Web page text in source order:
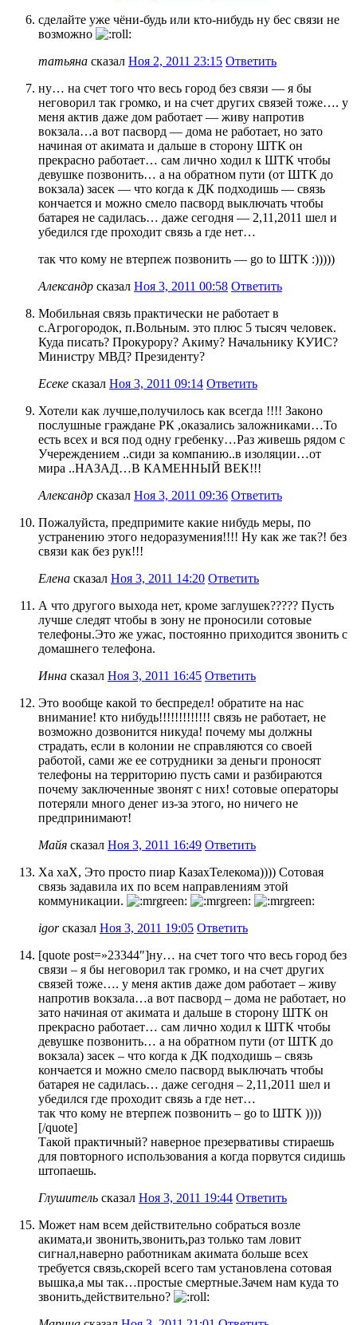
сделайте уже чёни-будь или кто-нибудь ну бес связи не
возможно
татьяна сказал Ноя 2, 2011 23:15 Ответить
ну… на счет того что весь город без связи — я бы
неговорил так громко, и на счет других связей тоже…. у
меня актив даже дом работает — живу напротив
вокзала…а вот пасворд — дома не работает, но зато
начиная от акимата и дальше в сторону ШТК он
прекрасно работает… сам лично ходил к ШТК чтобы
девушке позвонить… а на обратном пути (от ШТК до
вокзала) засек — что когда к ДК подходишь — связь
кончается и можно смело пасворд выключать чтобы
батарея не садилась… даже сегодня — 2,11,2011 шел и
убедился где проходит связь а где нет…
так что кому не втерпеж позвонить — go to ШТК :)))))
Александр сказал Ноя 3, 2011 00:58 Ответить
Мобильная связь практически не работает в
с.Агрогородок, п.Вольным. это плюс 5 тысяч человек.
Куда писать? Прокурору? Акиму? Начальнику КУИС?
Министру МВД? Президенту?
Есеке сказал Ноя 3, 2011 09:14 Ответить
Хотели как лучше,получилось как всегда !!!! Законо
послушные граждане РК ,оказались заложниками…То
есть всех и вся под одну гребенку…Раз живешь рядом с
Учереждением ..сиди за компанию..в изоляции…от
мира ..НАЗАД…В КАМЕННЫЙ ВЕК!!!
Александр сказал Ноя 3, 2011 09:36 Ответить
Пожалуйста, предпримите какие нибудь меры, по
устранению этого недоразумения!!!! Ну как же так?! без
связи как без рук!!!
Елена сказал Ноя 3, 2011 14:20 Ответить
А что другого выхода нет, кроме заглушек????? Пусть
лучше следят чтобы в зону не проносили сотовые
телефоны.Это же ужас, постоянно приходится звонить с
домашнего телефона.
Инна сказал Ноя 3, 2011 16:45 Ответить
Это вообще какой то беспредел! обратите на нас
внимание! кто нибудь!!!!!!!!!!!!! связь не работает, не
возможно дозвонится никуда! почему мы должны
страдать, если в колонии не справляются со своей
работой, сами же ее сотрудники за деньги проносят
телефоны на территорию пусть сами и разбираются
почему заключенные звонят с них! сотовые операторы
потеряли много денег из-за этого, но ничего не
предпринимают!
Майя сказал Ноя 3, 2011 16:49 Ответить
Ха хаХ, Это просто пиар КазахТелекома)))) Сотовая
связь задавила их по всем направлениям этой
коммуникации.
igorсказал Ноя 3, 2011 19:05 Ответить
[quote post=»23344″]ну… на счет того что весь город без
связи – я бы неговорил так громко, и на счет других
связей тоже…. у меня актив даже дом работает – живу
напротив вокзала…а вот пасворд – дома не работает, но
зато начиная от акимата и дальше в сторону ШТК он
прекрасно работает… сам лично ходил к ШТК чтобы
девушке позвонить… а на обратном пути (от ШТК до
вокзала) засек – что когда к ДК подходишь – связь
кончается и можно смело пасворд выключать чтобы
батарея не садилась… даже сегодня – 2,11,2011 шел и
убедился где проходит связь а где нет…
так что кому не втерпеж позвонить – go to ШТК ))))
[/quote]
Такой практичный? наверное презервативы стираешь
для повторного использования а когда порвутся сидишь
штопаешь.
Глушитель сказал Ноя 3, 2011 19:44 Ответить
Может нам всем действительно собраться возле
акимата,и звонить,звонить,раз только там ловит
сигнал,наверно работникам акимата больше всех
требуется связь,скорей всего там установлена сотовая
вышка,а мы так…простые смертные.Зачем нам куда то
звонить,действительно?